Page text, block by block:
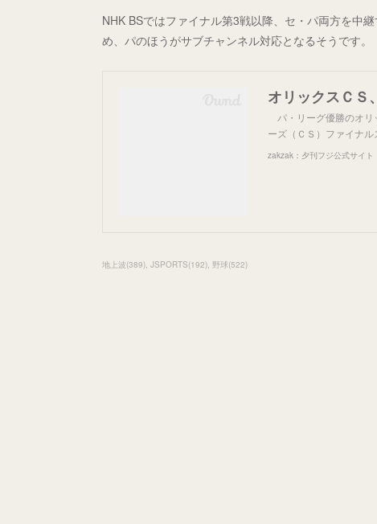
NHK BSではファイナル第3戦以降、セ・パ両方を中
め、パのほうがサブチャンネル対応となるそうです。
パ・リーグ優勝のオリ
ーズ（ＣＳ）ファイナ
zakzak：夕刊フジ公式サイト
地上波(389) JSPORTS(192) 野球(522)